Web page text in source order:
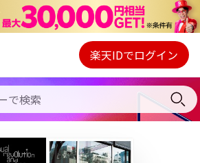
Webプレイヤー
ご契約内容の確認・変更
楽天IDでログイン